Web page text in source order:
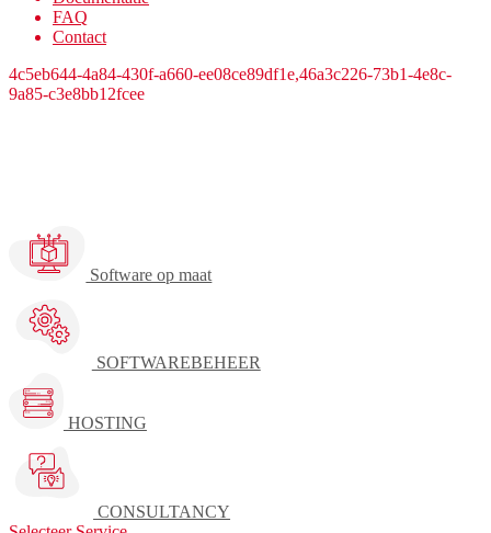
FAQ
Contact
4c5eb644-4a84-430f-a660-ee08ce89df1e,46a3c226-73b1-4e8c-
9a85-c3e8bb12fcee
Software op maat
SOFTWAREBEHEER
HOSTING
CONSULTANCY